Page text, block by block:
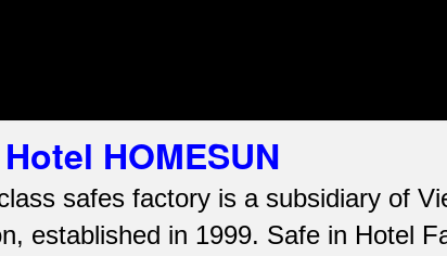
HOMESUN
safes factory is a subsidiary of
established in 1999. Safe in Hotel